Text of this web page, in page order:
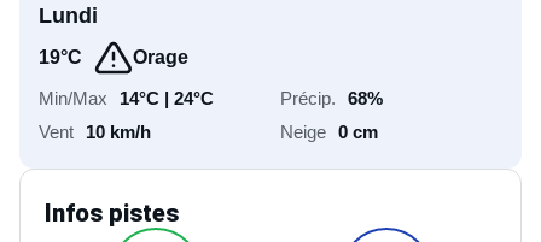
Lundi
19°C
Orage
14°C | 24°C
68%
10 km/h
0 cm
Infos pistes